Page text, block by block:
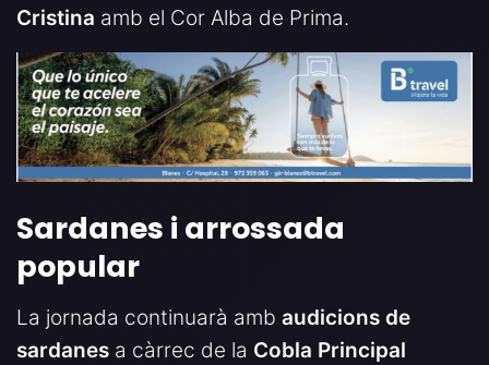
Cristina amb el Cor Alba de Prima.
Sardanes i arrossada
popular
La jornada continuarà amb audicions de
sardanes a càrrec de la Cobla Principal